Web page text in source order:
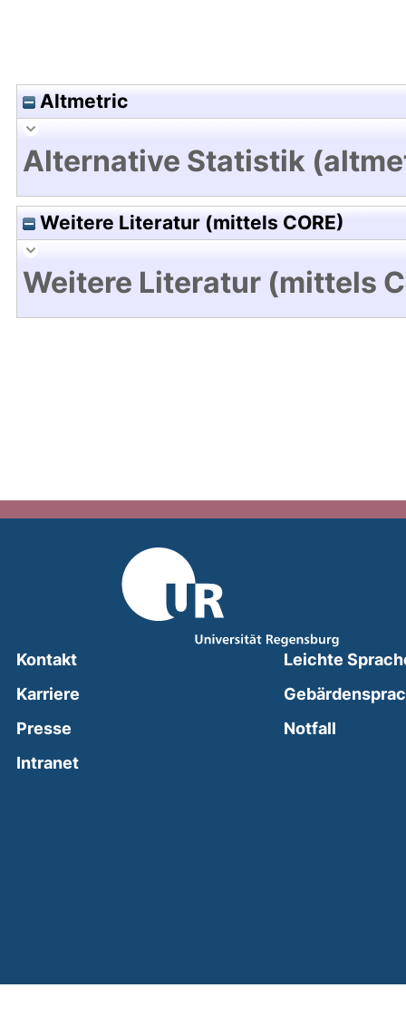
Altmetric
Alternative Statistik
Weitere Literatur (mittels CORE)
Weitere Literatur (mittels
Kontakt
Karriere
Presse
Intranet(external link, opens in a new window)
Leichte
Notfall